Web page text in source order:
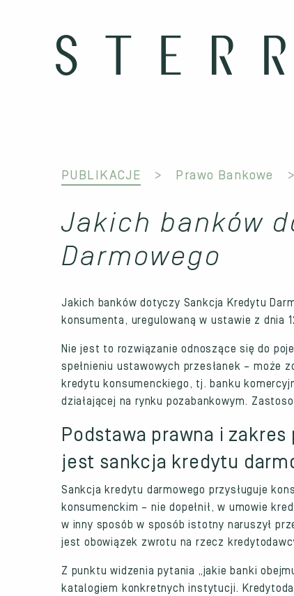
PUBLIKACJE Prawo Bankowe
Jakich banków
Darmowego
Jakich banków dotyczy Sankcja Kredytu
konsumenta, uregulowaną w ustawie z dnia
Nie jest to rozwiązanie odnoszące się do
spełnieniu ustawowych przesłanek – może
kredytu konsumenckiego, tj. banku
działającej na rynku pozabankowym.
Podstawa prawna i
jest sankcja kredytu
Sankcja kredytu darmowego przysługuje
konsumenckim – nie dopełnił, w umowie
w inny sposób w sposób istotny naruszył
jest obowiązek zwrotu na rzecz
Z punktu widzenia pytania „jakie banki
katalogiem konkretnych instytucji.